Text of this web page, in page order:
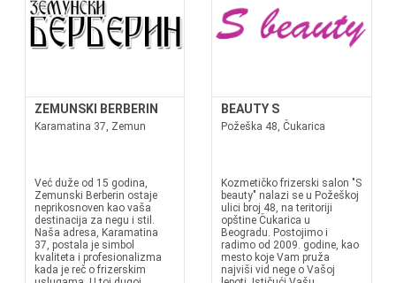
ZEMUNSKI BERBERIN
Karamatina 37, Zemun
Već duže od 15 godina,
Zemunski Berberin ostaje
neprikosnoven kao vaša
destinacija za negu i stil.
Naša adresa, Karamatina
37, postala je simbol
kvaliteta i profesionalizma
kada je reč o frizerskim
BEAUTY S
Požeška 48, Čukarica
Kozmetičko frizerski salon "S
beauty" nalazi se u Požeškoj
ulici broj 48, na teritoriji
opštine Čukarica u
Beogradu. Postojimo i
radimo od 2009. godine, kao
mesto koje Vam pruža
najviši vid nege o Vašoj